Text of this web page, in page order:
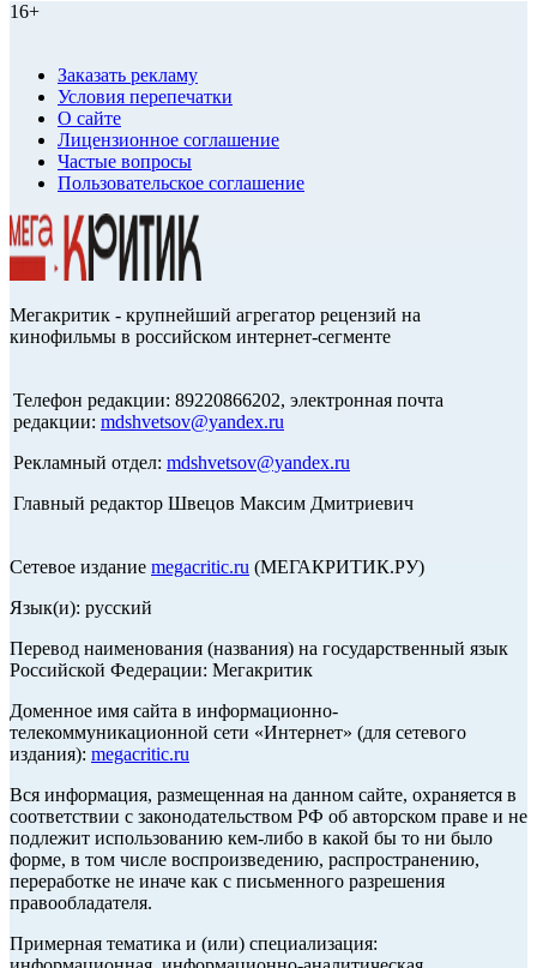
16+
Заказать рекламу
Условия перепечатки
О сайте
Лицензионное соглашение
Частые вопросы
Пользовательское соглашение
Мегакритик - крупнейший агрегатор рецензий на
кинофильмы в российском интернет-сегменте
Телефон редакции: 89220866202, электронная почта
редакции: mdshvetsov@yandex.ru
Рекламный отдел: mdshvetsov@yandex.ru
Главный редактор Швецов Максим Дмитриевич
Сетевое издание megacritic.ru (МЕГАКРИТИК.РУ)
Язык(и): русский
Перевод наименования (названия) на государственный язык
Российской Федерации: Мегакритик
Доменное имя сайта в информационно-
телекоммуникационной сети «Интернет» (для сетевого
издания): megacritic.ru
Вся информация, размещенная на данном сайте, охраняется в
соответствии с законодательством РФ об авторском праве и не
подлежит использованию кем-либо в какой бы то ни было
форме, в том числе воспроизведению, распространению,
переработке не иначе как с письменного разрешения
правообладателя.
Примерная тематика и (или) специализация: